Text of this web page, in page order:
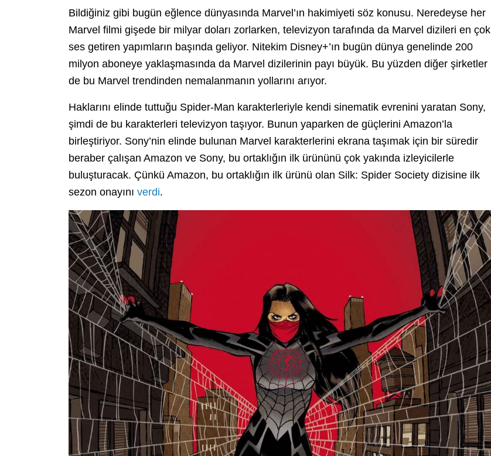
Bildiğiniz gibi bugün eğlence dünyasında Marvel’ın hakimiyeti söz konusu. Neredeyse her
Marvel filmi gişede bir milyar doları zorlarken, televizyon tarafında da Marvel dizileri en çok
ses getiren yapımların başında geliyor. Nitekim Disney+’ın bugün dünya genelinde 200
milyon aboneye yaklaşmasında da Marvel dizilerinin payı büyük. Bu yüzden diğer şirketler
de bu Marvel trendinden nemalanmanın yollarını arıyor.
Haklarını elinde tuttuğu Spider-Man karakterleriyle kendi sinematik evrenini yaratan Sony,
şimdi de bu karakterleri televizyon taşıyor. Bunun yaparken de güçlerini Amazon’la
birleştiriyor. Sony’nin elinde bulunan Marvel karakterlerini ekrana taşımak için bir süredir
beraber çalışan Amazon ve Sony, bu ortaklığın ilk ürününü çok yakında izleyicilerle
buluşturacak. Çünkü Amazon, bu ortaklığın ilk ürünü olan Silk: Spider Society dizisine ilk
sezon onayını verdi.